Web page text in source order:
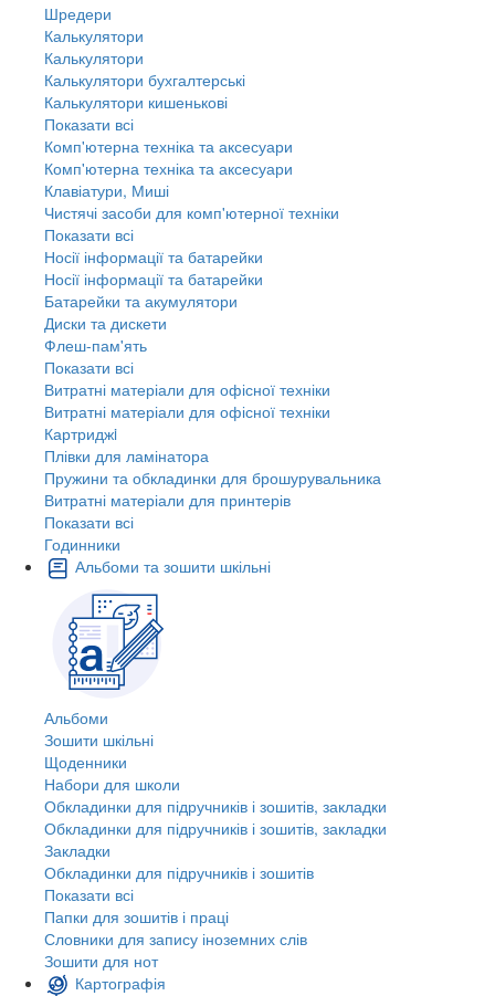
Шредери
Калькулятори
Калькулятори
Калькулятори бухгалтерські
Калькулятори кишенькові
Показати всі
Комп'ютерна техніка та аксесуари
Комп'ютерна техніка та аксесуари
Клавіатури, Миші
Чистячі засоби для комп'ютерної техніки
Показати всі
Носії інформації та батарейки
Носії інформації та батарейки
Батарейки та акумулятори
Диски та дискети
Флеш-пам'ять
Показати всі
Витратні матеріали для офісної техніки
Витратні матеріали для офісної техніки
Картриджi
Плівки для ламінатора
Пружини та обкладинки для брошурувальника
Витратні матеріали для принтерів
Показати всі
Годинники
Альбоми та зошити шкільні
Альбоми
Зошити шкільні
Щоденники
Набори для школи
Обкладинки для підручників і зошитів, закладки
Обкладинки для підручників і зошитів, закладки
Закладки
Обкладинки для підручників і зошитів
Показати всі
Папки для зошитів і праці
Словники для запису іноземних слів
Зошити для нот
Картографія